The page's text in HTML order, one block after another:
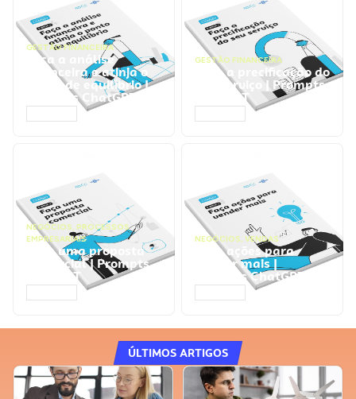
GESTÃO FINANCEIRA
Faça a análise
financeira e atinja o
ponto de equilíbrio |
Prompts ChatGPT
GESTÃO FINANCEIRA
Faça a precificação do
seu serviço | Prompts
ChatGPT
NEGÓCIOS, PROCESSOS
EMPRESARIAIS
Faça uma proposta
comercial | Prompts
ChatGPT
NEGÓCIOS, VENDAS
Faça ações para
vender mais |
Prompts ChatGPT
ÚLTIMOS ARTIGOS